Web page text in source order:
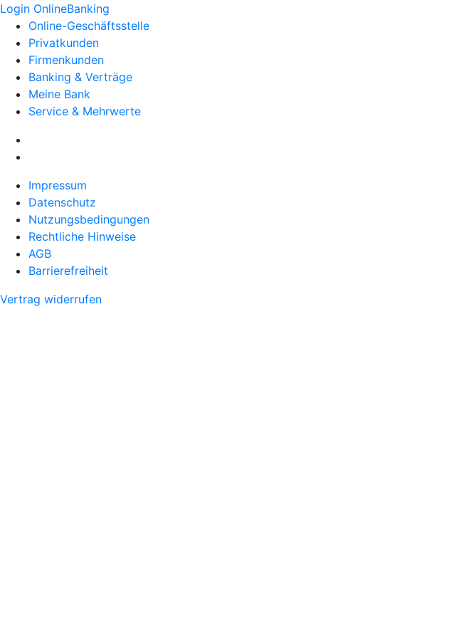
Login OnlineBanking
Online-Geschäftsstelle
Privatkunden
Firmenkunden
Banking & Verträge
Meine Bank
Service & Mehrwerte
Impressum
Datenschutz
Nutzungsbedingungen
Rechtliche Hinweise
AGB
Barrierefreiheit
Vertrag widerrufen